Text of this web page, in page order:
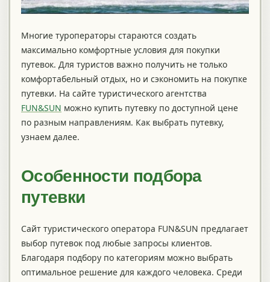
Многие туроператоры стараются создать
максимально комфортные условия для покупки
путевок. Для туристов важно получить не только
комфортабельный отдых, но и сэкономить на покупке
путевки. На сайте туристического агентства
FUN&SUN можно купить путевку по доступной цене
по разным направлениям. Как выбрать путевку,
узнаем далее.
Особенности подбора
путевки
Сайт туристического оператора FUN&SUN предлагает
выбор путевок под любые запросы клиентов.
Благодаря подбору по категориям можно выбрать
оптимальное решение для каждого человека. Среди